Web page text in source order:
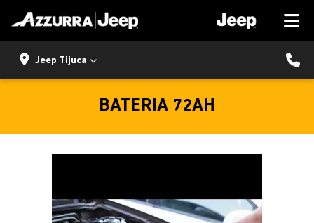
Jeep Tijuca
BATERIA 72AH